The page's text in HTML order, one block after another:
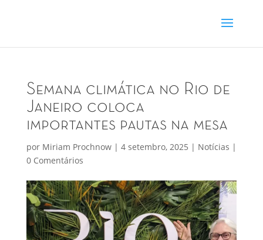
Semana climática no Rio de
Janeiro coloca
importantes pautas na mesa
por Miriam Prochnow| 4 setembro, 2025 | Notícias |
0 Comentários